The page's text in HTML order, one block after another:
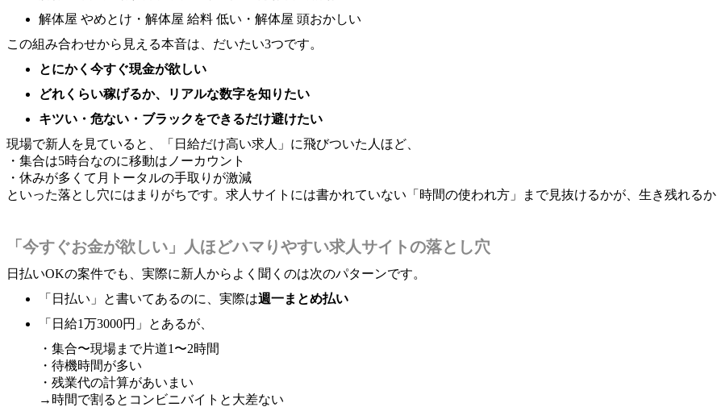
解体屋 やめとけ・解体屋 給料 低い・解体屋 頭おかしい
この組み合わせから見える本音は、だいたい3つです。
とにかく今すぐ現金が欲しい
どれくらい稼げるか、リアルな数字を知りたい
キツい・危ない・ブラックをできるだけ避けたい
現場で新人を見ていると、「日給だけ高い求人」に飛びついた人ほど、
・集合は5時台なのに移動はノーカウント
・休みが多くて月トータルの手取りが激減
といった落とし穴にはまりがちです。求人サイトには書かれていない「時間の使われ方」まで見抜けるかが、生き残れるか
「今すぐお金が欲しい」人ほどハマりやすい求人サイトの落とし穴
日払いOKの案件でも、実際に新人からよく聞くのは次のパターンです。
「日払い」と書いてあるのに、実際は週一まとめ払い
「日給1万3000円」とあるが、
・集合〜現場まで片道1〜2時間
・待機時間が多い
・残業代の計算があいまい
→時間で割るとコンビニバイトと大差ない